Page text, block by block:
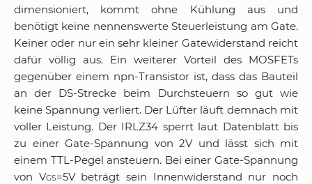
dimensioniert, kommt ohne Kühlung aus und
benötigt keine nennenswerte Steuerleistung am Gate.
Keiner oder nur ein sehr kleiner Gatewiderstand reicht
dafür völlig aus. Ein weiterer Vorteil des MOSFETs
gegenüber einem npn-Transistor ist, dass das Bauteil
an der DS-Strecke beim Durchsteuern so gut wie
keine Spannung verliert. Der Lüfter läuft demnach mit
voller Leistung. Der IRLZ34 sperrt laut Datenblatt bis
zu einer Gate-Spannung von 2V und lässt sich mit
einem TTL-Pegel ansteuern. Bei einer Gate-Spannung
von VGS=5V beträgt sein Innenwiderstand nur noch